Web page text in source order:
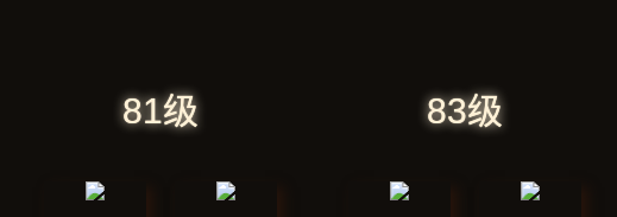
81级 83级